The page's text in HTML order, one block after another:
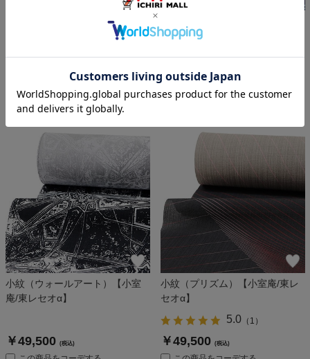
洗える着物（唐花）『月華美
(税込)
この商品をコーデする
庵/東レセオα】
￥49,500(税込)
この商品をコーデする
小紋（ウォールアート）【小室
庵/東レセオα】
￥49,500 (税込)
小紋（プリズム）【小室庵/東レ
セオα】
5.0（ 1 ）
￥49,500 (税込)